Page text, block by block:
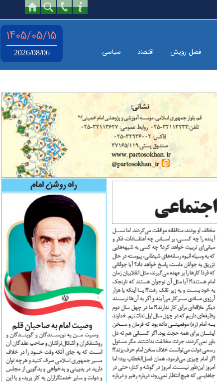
فصل رویش اقتصاد سیاسی
1405/05/15
2026/08/06